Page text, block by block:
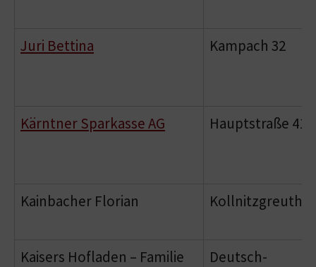
Juri Bettina Kampach 32
Kärntner Sparkasse AG Hauptstraße 41
Kainbacher Florian Kollnitzgreuth
Kaisers Hofladen – Familie
Deutsch-